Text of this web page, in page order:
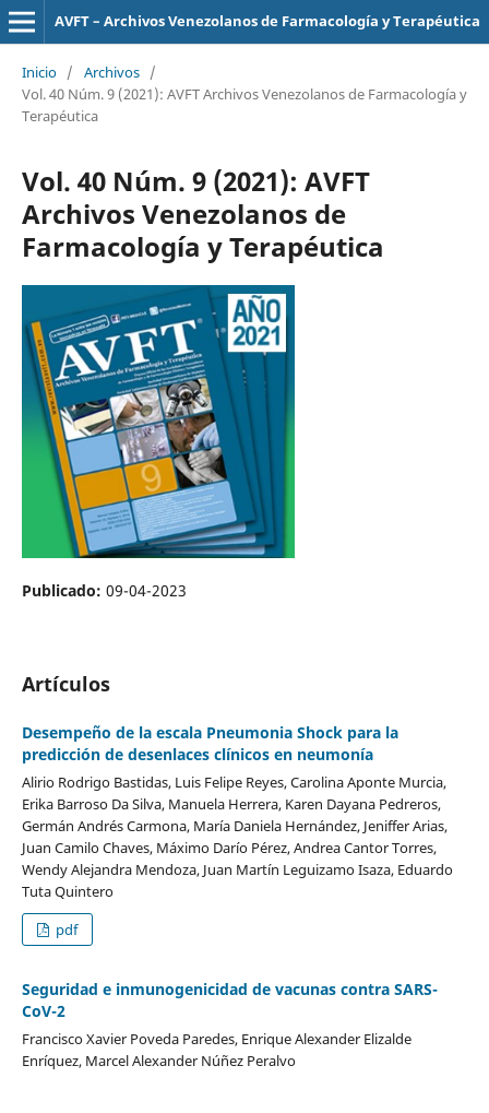
AVFT – Archivos Venezolanos de Farmacología y Terapéutica
Inicio / Archivos /
Vol. 40 Núm. 9 (2021): AVFT Archivos Venezolanos de Farmacología y
Terapéutica
Vol. 40 Núm. 9 (2021): AVFT
Archivos Venezolanos de
Farmacología y Terapéutica
Publicado: 09-04-2023
Artículos
Desempeño de la escala Pneumonia Shock para la
predicción de desenlaces clínicos en neumonía
Alirio Rodrigo Bastidas, Luis Felipe Reyes, Carolina Aponte Murcia,
Erika Barroso Da Silva, Manuela Herrera, Karen Dayana Pedreros,
Germán Andrés Carmona, María Daniela Hernández, Jeniffer Arias,
Juan Camilo Chaves, Máximo Darío Pérez, Andrea Cantor Torres,
Wendy Alejandra Mendoza, Juan Martín Leguizamo Isaza, Eduardo
Tuta Quintero
pdf
Seguridad e inmunogenicidad de vacunas contra SARS-
CoV-2
Francisco Xavier Poveda Paredes, Enrique Alexander Elizalde
Enríquez, Marcel Alexander Núñez Peralvo